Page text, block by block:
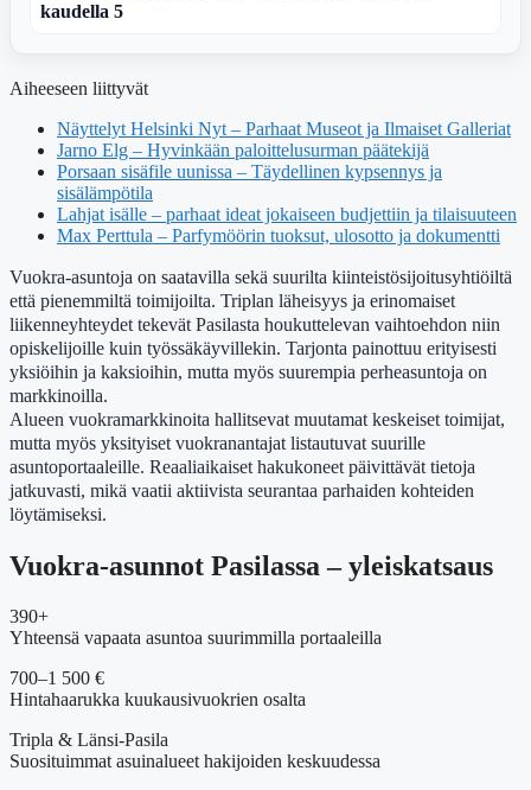
kaudella 5
Aiheeseen liittyvät
Näyttelyt Helsinki Nyt – Parhaat Museot ja Ilmaiset Galleriat
Jarno Elg – Hyvinkään paloittelusurman päätekijä
Porsaan sisäfile uunissa – Täydellinen kypsennys ja
sisälämpötila
Lahjat isälle – parhaat ideat jokaiseen budjettiin ja tilaisuuteen
Max Perttula – Parfymöörin tuoksut, ulosotto ja dokumentti
Vuokra-asuntoja on saatavilla sekä suurilta kiinteistösijoitusyhtiöiltä
että pienemmiltä toimijoilta. Triplan läheisyys ja erinomaiset
liikenneyhteydet tekevät Pasilasta houkuttelevan vaihtoehdon niin
opiskelijoille kuin työssäkäyvillekin. Tarjonta painottuu erityisesti
yksiöihin ja kaksioihin, mutta myös suurempia perheasuntoja on
markkinoilla.
Alueen vuokramarkkinoita hallitsevat muutamat keskeiset toimijat,
mutta myös yksityiset vuokranantajat listautuvat suurille
asuntoportaaleille. Reaaliaikaiset hakukoneet päivittävät tietoja
jatkuvasti, mikä vaatii aktiivista seurantaa parhaiden kohteiden
löytämiseksi.
Vuokra-asunnot Pasilassa – yleiskatsaus
390+
Yhteensä vapaata asuntoa suurimmilla portaaleilla
700–1 500 €
Hintahaarukka kuukausivuokrien osalta
Tripla & Länsi-Pasila
Suosituimmat asuinalueet hakijoiden keskuudessa